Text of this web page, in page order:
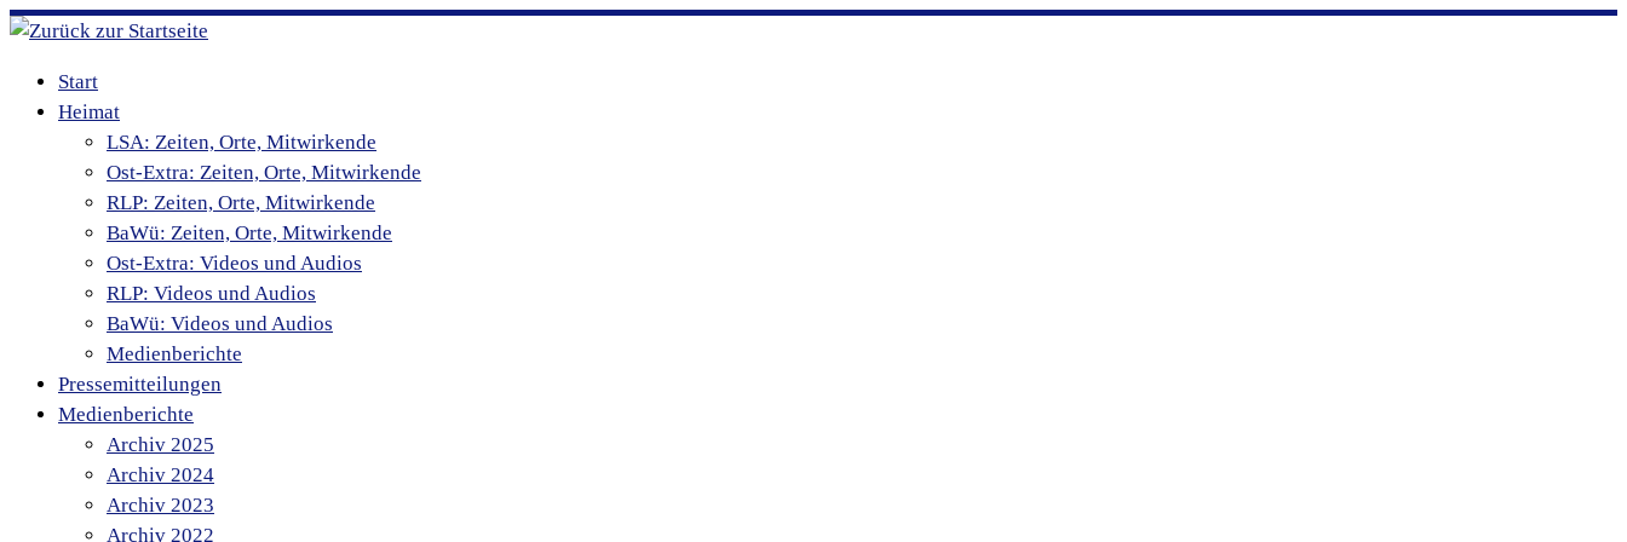
Zum
springen
Start
Heimat
LSA: Zeiten, Orte, Mitwirkende
Ost-Extra: Zeiten, Orte, Mitwirkende
RLP: Zeiten, Orte, Mitwirkende
BaWü: Zeiten, Orte, Mitwirkende
Ost-Extra: Videos und Audios
RLP: Videos und Audios
BaWü: Videos und Audios
Medienberichte
Pressemitteilungen
Medienberichte
Archiv 2025
Archiv 2024
Archiv 2023
Archiv 2022